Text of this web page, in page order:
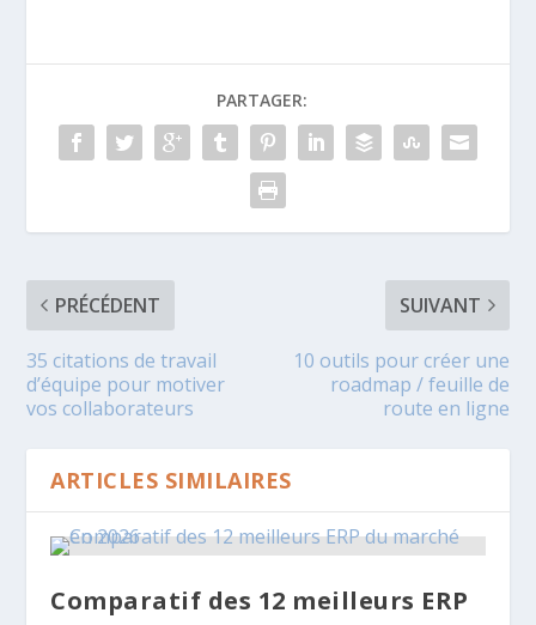
PARTAGER:
PRÉCÉDENT
35 citations de travail
d’équipe pour motiver
vos collaborateurs
SUIVANT
10 outils pour créer une
roadmap / feuille de
route en ligne
ARTICLES SIMILAIRES
Comparatif des 12 meilleurs ERP